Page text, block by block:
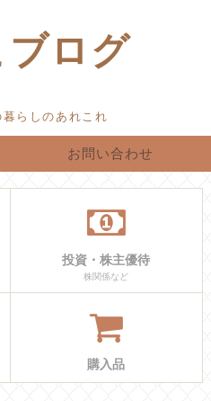
ブログ
お問い合わせ
投資・株主優待
株関係など
購入品